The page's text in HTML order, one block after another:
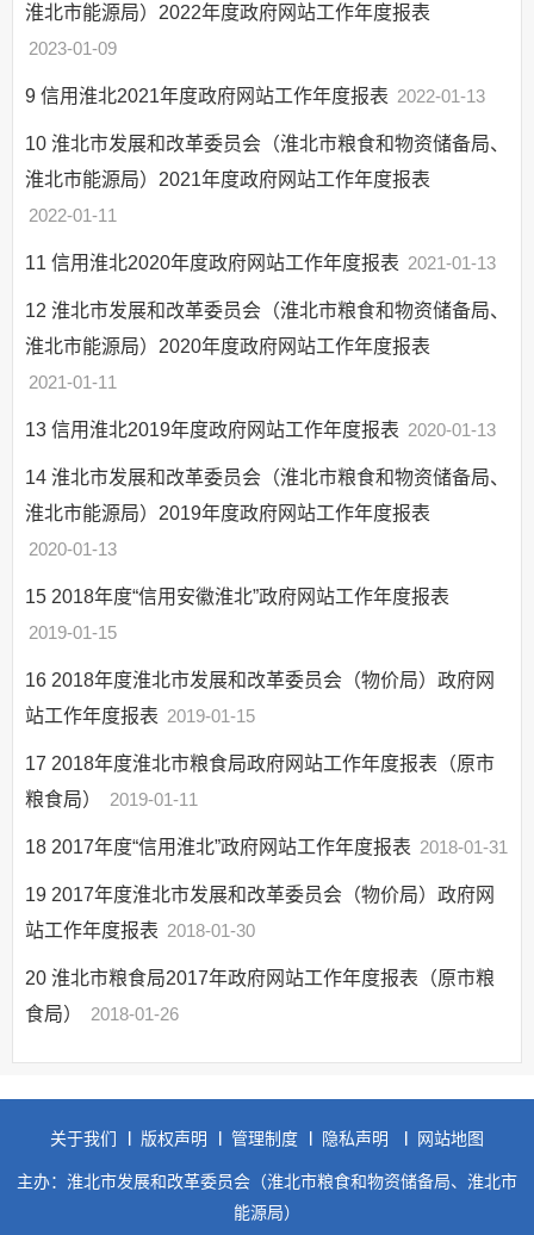
淮北市能源局）2022年度政府网站工作年度报表
2023-01-09
9 信用淮北2021年度政府网站工作年度报表 2022-01-13
10 淮北市发展和改革委员会（淮北市粮食和物资储备局、
淮北市能源局）2021年度政府网站工作年度报表
2022-01-11
11 信用淮北2020年度政府网站工作年度报表 2021-01-13
12 淮北市发展和改革委员会（淮北市粮食和物资储备局、
淮北市能源局）2020年度政府网站工作年度报表
2021-01-11
13 信用淮北2019年度政府网站工作年度报表 2020-01-13
14 淮北市发展和改革委员会（淮北市粮食和物资储备局、
淮北市能源局）2019年度政府网站工作年度报表
2020-01-13
15 2018年度“信用安徽淮北”政府网站工作年度报表
2019-01-15
16 2018年度淮北市发展和改革委员会（物价局）政府网
站工作年度报表 2019-01-15
17 2018年度淮北市粮食局政府网站工作年度报表（原市
粮食局）
2019-01-11
18 2017年度“信用淮北”政府网站工作年度报表 2018-01-31
19 2017年度淮北市发展和改革委员会（物价局）政府网
站工作年度报表 2018-01-30
20 淮北市粮食局2017年政府网站工作年度报表（原市粮
食局）
2018-01-26
关于我们 版权声明 管理制度 隐私声明 网站地图
主办：淮北市发展和改革委员会（淮北市粮食和物资储备局、淮北市
能源局）